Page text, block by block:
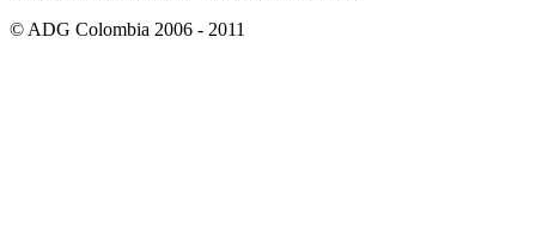
© ADG Colombia 2006 - 2011